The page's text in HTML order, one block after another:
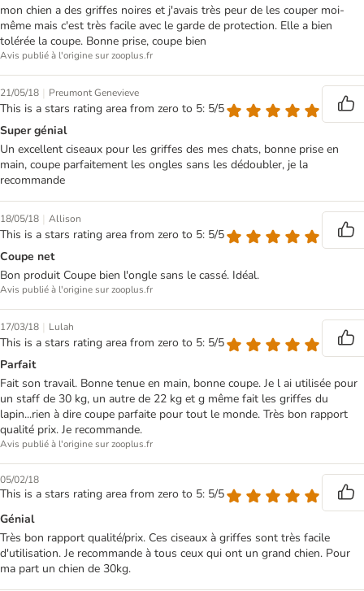
mon chien a des griffes noires et j'avais très peur de les couper moi-
même mais c'est très facile avec le garde de protection. Elle a bien
tolérée la coupe. Bonne prise, coupe bien
Avis publié à l'origine sur zooplus.fr
21/05/18 | Preumont Genevieve
This is a stars rating area from zero to 5: 5/5
Super génial
Un excellent ciseaux pour les griffes des mes chats, bonne prise en
main, coupe parfaitement les ongles sans les dédoubler, je la
recommande
18/05/18 | Allison
This is a stars rating area from zero to 5: 5/5
Coupe net
Bon produit Coupe bien l'ongle sans le cassé. Idéal.
Avis publié à l'origine sur zooplus.fr
17/03/18 | Lulah
This is a stars rating area from zero to 5: 5/5
Parfait
Fait son travail. Bonne tenue en main, bonne coupe. Je l ai utilisée pour
un staff de 30 kg, un autre de 22 kg et g même fait les griffes du
lapin...rien à dire coupe parfaite pour tout le monde. Très bon rapport
qualité prix. Je recommande.
Avis publié à l'origine sur zooplus.fr
05/02/18
This is a stars rating area from zero to 5: 5/5
Génial
Très bon rapport qualité/prix. Ces ciseaux à griffes sont très facile
d'utilisation. Je recommande à tous ceux qui ont un grand chien. Pour
ma part un chien de 30kg.